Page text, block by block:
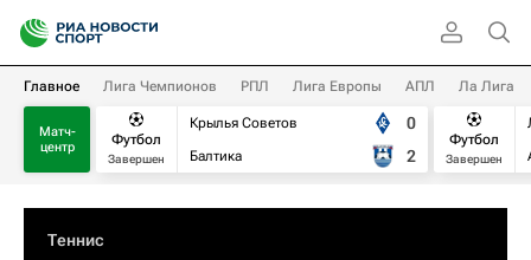
Главное Лига Чемпионов РПЛ Лига Европы АПЛ Ла Лига
Матч-
центр
Футбол
Завершен
Крылья Советов
Балтика
0
2
Футбол
Завершен
Теннис